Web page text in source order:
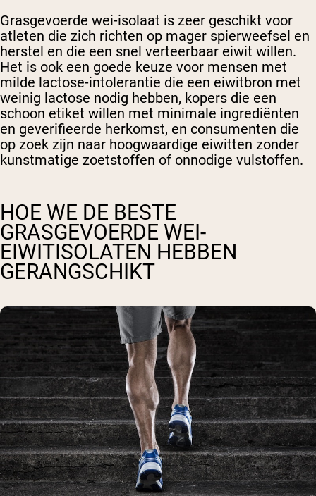
Grasgevoerde wei-isolaat is zeer geschikt voor
atleten die zich richten op mager spierweefsel en
herstel en die een snel verteerbaar eiwit willen.
Het is ook een goede keuze voor mensen met
milde lactose-intolerantie die een eiwitbron met
weinig lactose nodig hebben, kopers die een
schoon etiket willen met minimale ingrediënten
en geverifieerde herkomst, en consumenten die
op zoek zijn naar hoogwaardige eiwitten zonder
kunstmatige zoetstoffen of onnodige vulstoffen.
HOE WE DE BESTE
GRASGEVOERDE WEI-
EIWITISOLATEN HEBBEN
GERANGSCHIKT